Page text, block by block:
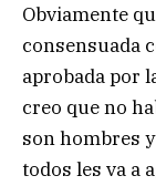
Obviamente
consensuada
aprobada por
creo que no
son hombres
todos les va a